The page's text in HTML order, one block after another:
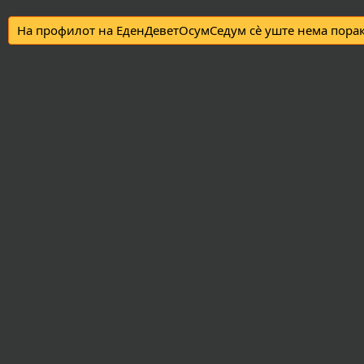
На профилот на ЕденДеветОсумСедум сè уште нема